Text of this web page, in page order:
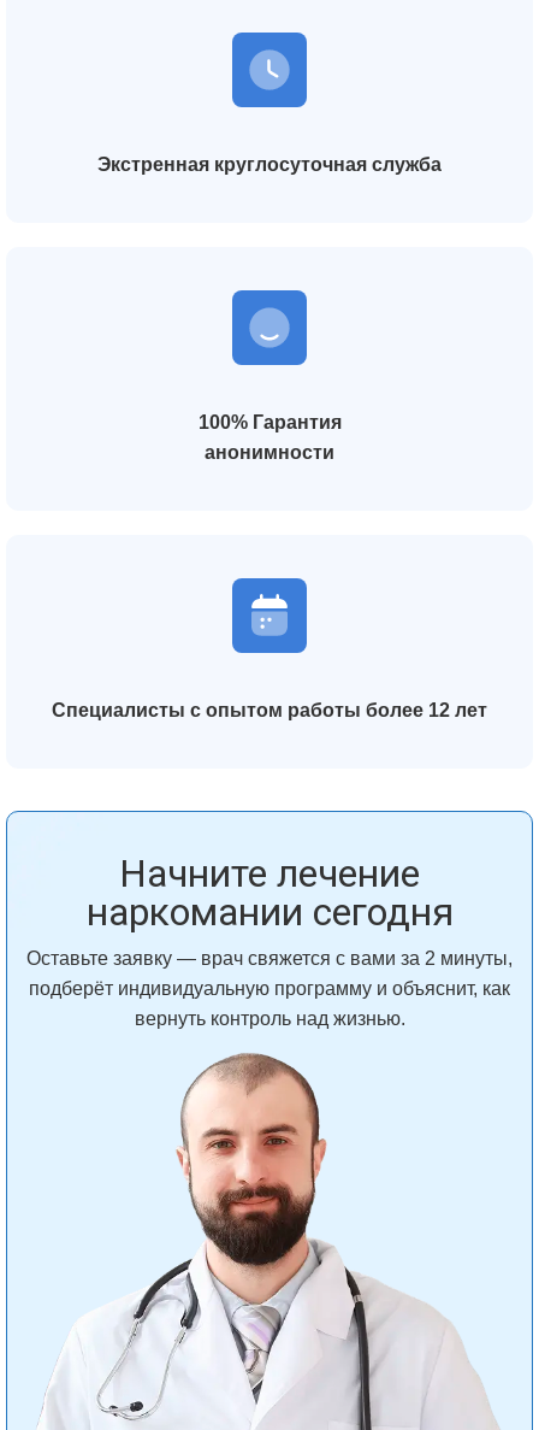
Экстренная круглосуточная служба
100% Гарантия
анонимности
Специалисты с опытом работы более 12 лет
Начните лечение
наркомании сегодня
Оставьте заявку — врач свяжется с вами за 2 минуты,
подберёт индивидуальную программу и объяснит, как
вернуть контроль над жизнью.